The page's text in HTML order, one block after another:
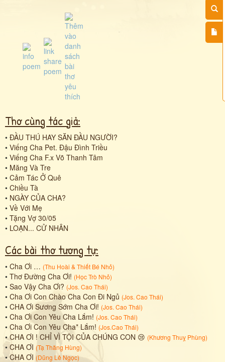
Thơ cùng tác giả:
• ĐẦU THÚ HAY SĂN ĐẦU NGƯỜI?
• Viếng Cha Pet. Đậu Đình Triều
• Viếng Cha F.x Võ Thanh Tâm
• Măng Và Tre
• Cảm Tác Ở Quê
• Chiều Tà
• NGÀY CỦA CHA?
• Về Với Mẹ
• Tặng Vợ 30/05
• LOẠN... CỬ NHÂN
Các bài thơ tương tự:
• Cha Ơi … (Thu Hoài & Thiết Bé Nhỏ)
• Thơ Đường Cha Ơi! (Học Trò Nhỏ)
• Sao Vậy Cha Ơi? (Jos. Cao Thái)
• Cha Ơi Con Chào Cha Con Đi Ngủ (Jos. Cao Thái)
• CHA Ơi Sương Sớm Cha Ơi! (Jos. Cao Thái)
• Cha Ơi Con Yêu Cha Lắm! (Jos. Cao Thái)
• Cha Ơi Con Yêu Cha* Lắm! (Jos.Cao Thái)
•CHA ƠI ! CHỈ VÌ TỘI CỦA CHÚNG CON 😢 (Khương Thuỵ Phùng)
• CHA ƠI (Tạ Thăng Hùng)
•CHA ƠI (Dũng Lê Ngọc)